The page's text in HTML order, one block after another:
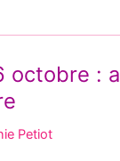
octobre :
Petiot